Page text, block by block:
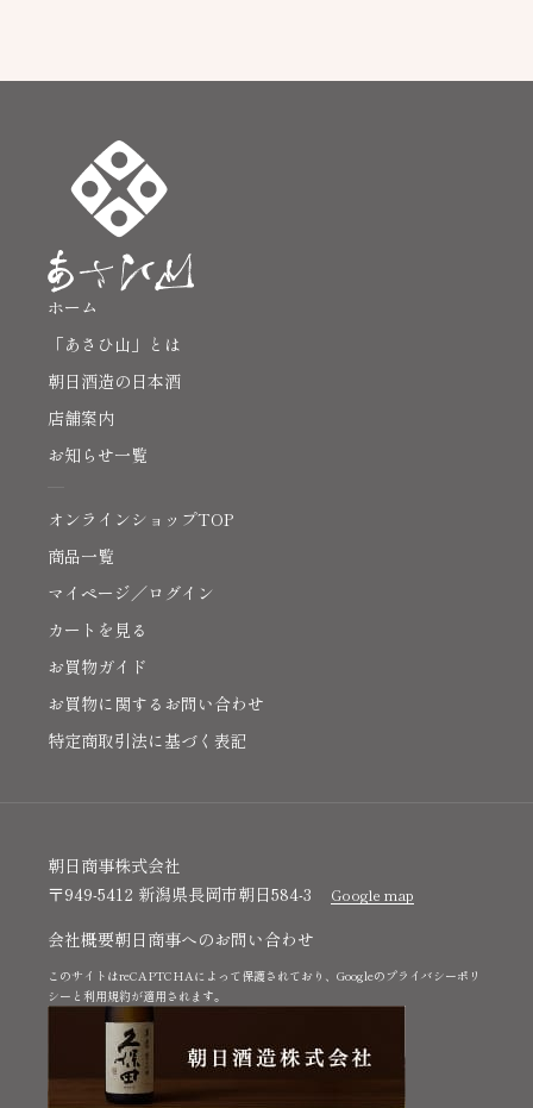
ホーム
「あさひ山」とは
朝日酒造の日本酒
店舗案内
お知らせ一覧
オンラインショップTOP
商品一覧
マイページ／ログイン
カートを見る
お買物ガイド
お買物に関するお問い合わせ
特定商取引法に基づく表記
朝日商事株式会社
〒949-5412 新潟県長岡市朝日584-3
Google map
会社概要朝日商事へのお問い合わせ
このサイトはreCAPTCHAによって保護されており、Googleの プライバシーポリ
シー と 利用規約が適用されます。